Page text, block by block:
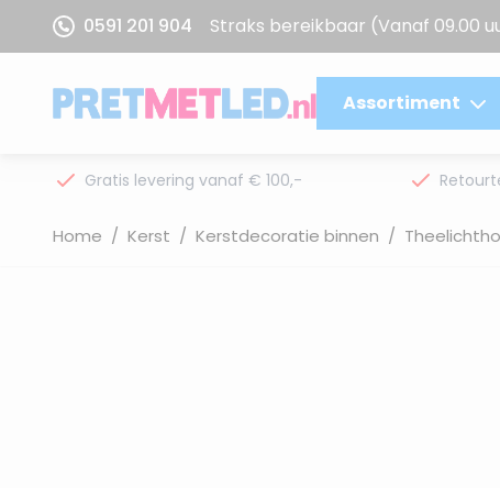
Ga naar de inhoud
0591 201 904 Straks bereikbaar (Vanaf 09.00
Assortiment
Gratis levering vanaf € 100,-
Home / Kerst / Kerstdecoratie binnen /